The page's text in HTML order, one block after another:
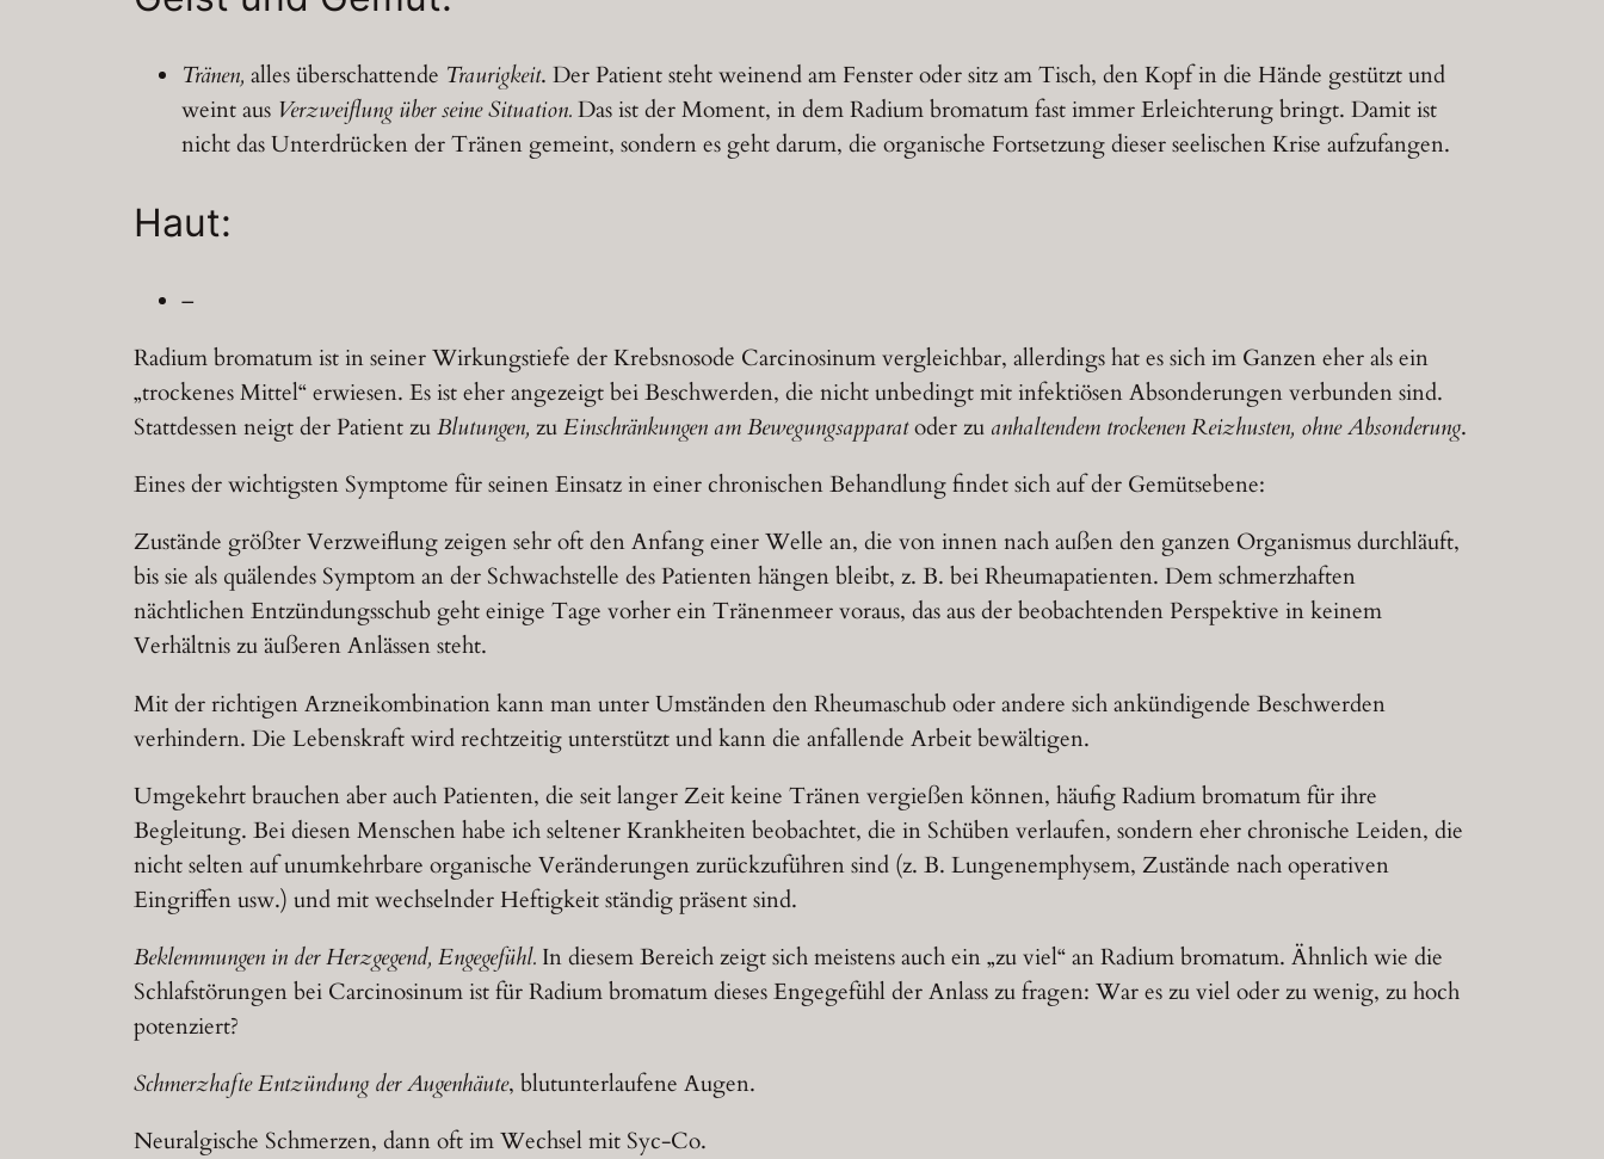
Tränen, alles überschattende Traurigkeit. Der Patient steht weinend am Fenster oder sitz am Tisch, den Kopf in die Hände gestützt und
weint aus Verzweiflung über seine Situation.Das ist der Moment, in dem Radium bromatum fast immer Erleichterung bringt. Damit ist
nicht das Unterdrücken der Tränen gemeint, sondern es geht darum, die organische Fortsetzung dieser seelischen Krise aufzufangen.
Haut:
–
Radium bromatum ist in seiner Wirkungstiefe der Krebsnosode Carcinosinum vergleichbar, allerdings hat es sich im Ganzen eher als ein
„trockenes Mittel“ erwiesen. Es ist eher angezeigt bei Beschwerden, die nicht unbedingt mit infektiösen Absonderungen verbunden sind.
Stattdessen neigt der Patient zuBlutungen, zuEinschränkungen am Bewegungsapparatoder zu anhaltendem trockenen Reizhusten, ohne Absonderung.
Eines der wichtigsten Symptome für seinen Einsatz in einer chronischen Behandlung findet sich auf der Gemütsebene:
Zustände größter Verzweiflung zeigen sehr oft den Anfang einer Welle an, die von innen nach außen den ganzen Organismus durchläuft,
bis sie als quälendes Symptom an der Schwachstelle des Patienten hängen bleibt, z. B. bei Rheumapatienten. Dem schmerzhaften
nächtlichen Entzündungsschub geht einige Tage vorher ein Tränenmeer voraus, das aus der beobachtenden Perspektive in keinem
Verhältnis zu äußeren Anlässen steht.
Mit der richtigen Arzneikombination kann man unter Umständen den Rheumaschub oder andere sich ankündigende Beschwerden
verhindern. Die Lebenskraft wird rechtzeitig unterstützt und kann die anfallende Arbeit bewältigen.
Umgekehrt brauchen aber auch Patienten, die seit langer Zeit keine Tränen vergießen können, häufig Radium bromatum für ihre
Begleitung. Bei diesen Menschen habe ich seltener Krankheiten beobachtet, die in Schüben verlaufen, sondern eher chronische Leiden, die
nicht selten auf unumkehrbare organische Veränderungen zurückzuführen sind (z. B. Lungenemphysem, Zustände nach operativen
Eingriffen usw.) und mit wechselnder Heftigkeit ständig präsent sind.
Beklemmungen in der Herzgegend, Engegefühl. In diesem Bereich zeigt sich meistens auch ein „zu viel“ an Radium bromatum. Ähnlich wie die
Schlafstörungen bei Carcinosinum ist für Radium bromatum dieses Engegefühl der Anlass zu fragen: War es zu viel oder zu wenig, zu hoch
potenziert?
Schmerzhafte Entzündung der Augenhäute, blutunterlaufene Augen.
Neuralgische Schmerzen, dann oft im Wechsel mit Syc-Co.